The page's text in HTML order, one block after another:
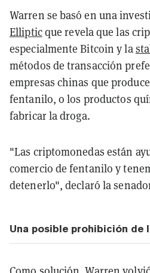
Warren se basó en una
Ellipticque revela que las
especialmente Bitcoin y la
métodos de transacción
empresas chinas que
fentanilo, o los productos
fabricar la droga.
"Las criptomonedas están
comercio de fentanilo y
detenerlo", declaró la
Una posible prohibición de